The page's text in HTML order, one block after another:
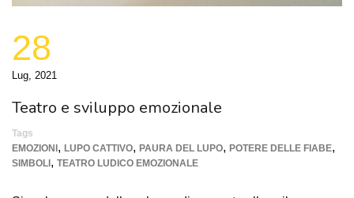
28
Lug, 2021
Teatro e sviluppo emozionale
Tags
EMOZIONI , LUPO CATTIVO, PAURA DEL LUPO, POTERE DELLE FIABE,
SIMBOLI , TEATRO LUDICO EMOZIONALE